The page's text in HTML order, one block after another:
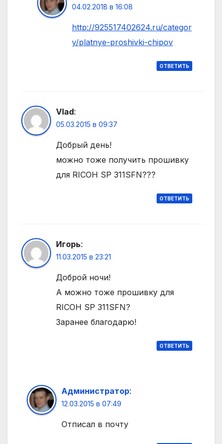
04.02.2018 в 16:08
http://925517402624.ru/categor
y/platnye-proshivki-chipov
ОТВЕТИТЬ
Vlad:
05.03.2015 в 09:37
Добрый день!
можно тоже получить прошивку
для RICOH SP 311SFN???
ОТВЕТИТЬ
Игорь:
11.03.2015 в 23:21
Доброй ночи!
А можно тоже прошивку для
RICOH SP 311SFN?
Заранее благодарю!
ОТВЕТИТЬ
Администратор:
12.03.2015 в 07:49
Отписал в почту